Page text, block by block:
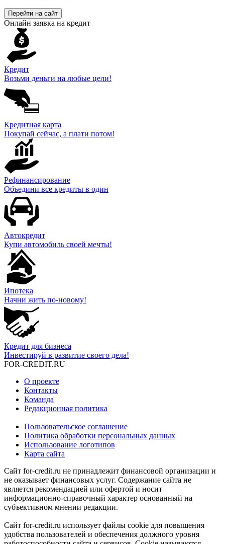
Перейти на сайт
Онлайн заявка на кредит
Кредит
Возьми деньги на любые цели!
Кредитная карта
Покупай сейчас, а плати потом!
Рефинансирование
Объедини все кредиты в один
Автокредит
Купи автомобиль своей мечты!
Ипотека
Начни жить по-новому!
Кредит для бизнеса
Инвестируй в развитие своего дела!
FOR-CREDIT.RU
О проекте
Контакты
Команда
Редакционная политика
Пользовательское соглашение
Политика обработки персональных данных
Использование логотипов
Карта сайта
Сайт for-credit.ru не принадлежит финансовой организации и
не оказывает финансовых услуг. Содержание сайта не
является рекомендацией или офертой и носит
информационно-справочный характер основанный на
субъективном мнении редакции.
Сайт for-credit.ru использует файлы cookie для повышения
удобства пользователей и обеспечения должного уровня